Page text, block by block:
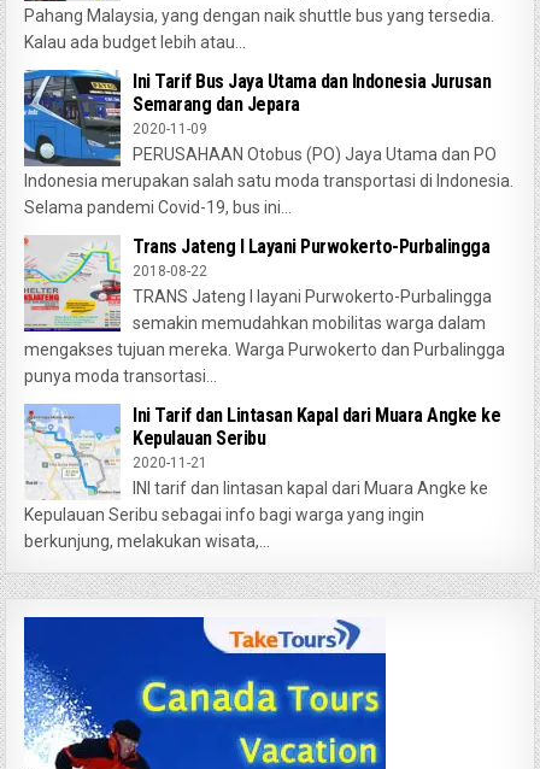
Pahang Malaysia, yang dengan naik shuttle bus yang tersedia.
Kalau ada budget lebih atau...
Ini Tarif Bus Jaya Utama dan Indonesia Jurusan
Semarang dan Jepara
2020-11-09
PERUSAHAAN Otobus (PO) Jaya Utama dan PO
Indonesia merupakan salah satu moda transportasi di Indonesia.
Selama pandemi Covid-19, bus ini...
Trans Jateng I Layani Purwokerto-Purbalingga
2018-08-22
TRANS Jateng I layani Purwokerto-Purbalingga
semakin memudahkan mobilitas warga dalam
mengakses tujuan mereka. Warga Purwokerto dan Purbalingga
punya moda transortasi...
Ini Tarif dan Lintasan Kapal dari Muara Angke ke
Kepulauan Seribu
2020-11-21
INI tarif dan lintasan kapal dari Muara Angke ke
Kepulauan Seribu sebagai info bagi warga yang ingin
berkunjung, melakukan wisata,...